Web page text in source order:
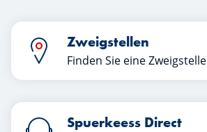
Zweigstellen
Finden Sie eine Zweigstelle
Spuerkeess Direct